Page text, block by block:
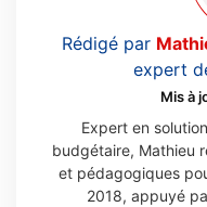
Rédigé par
expert
Mis à
Expert en
budgétaire, Mathieu
et pédagogiques
2018, appuyé